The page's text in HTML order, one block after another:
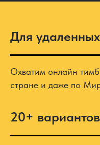
Для
Охватим онлайн
стране и даже по
20+ вариантов